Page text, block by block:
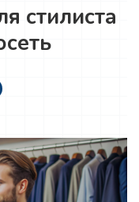
стилиста